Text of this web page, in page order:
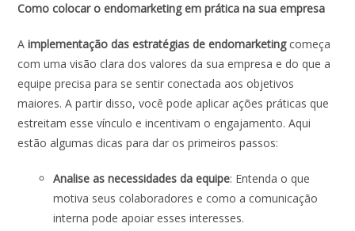
Como colocar o endomarketing em prática na sua empresa
Aimplementação das estratégias de endomarketingcomeça
com uma visão clara dos valores da sua empresa e do que a
equipe precisa para se sentir conectada aos objetivos
maiores. A partir disso, você pode aplicar ações práticas que
estreitam esse vínculo e incentivam o engajamento. Aqui
estão algumas dicas para dar os primeiros passos:
Analise as necessidades da equipe: Entenda o que
motiva seus colaboradores e como a comunicação
interna pode apoiar esses interesses.